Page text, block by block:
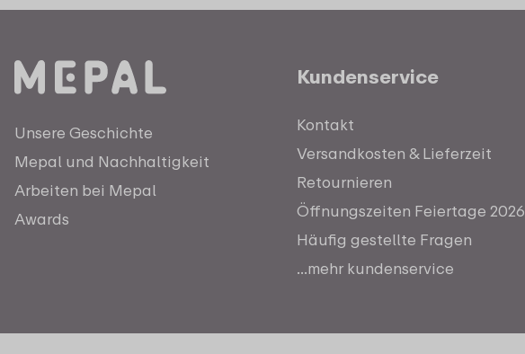
Unsere Geschichte
Mepal und Nachhaltigkeit
Arbeiten bei Mepal
Awards
Kundenservice
Kontakt
Versandkosten & Lieferzeit
Retournieren
Öffnungszeiten Feiertage 2026
Häufig gestellte Fragen
...mehr kundenservice